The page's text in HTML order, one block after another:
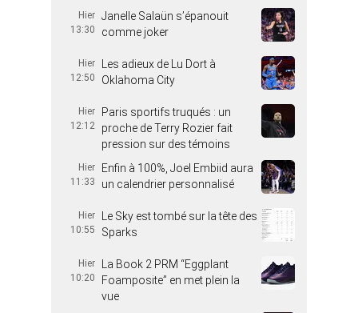
Hier
13:30
Janelle Salaün s’épanouit
comme joker
Hier
12:50
Les adieux de Lu Dort à
Oklahoma City
Hier
12:12
Paris sportifs truqués : un
proche de Terry Rozier fait
pression sur des témoins
Hier
11:33
Enfin à 100%, Joel Embiid aura
un calendrier personnalisé
Hier
10:55
Le Sky est tombé sur la tête des
Sparks
Hier
10:20
La Book 2 PRM “Eggplant
Foamposite” en met plein la
vue